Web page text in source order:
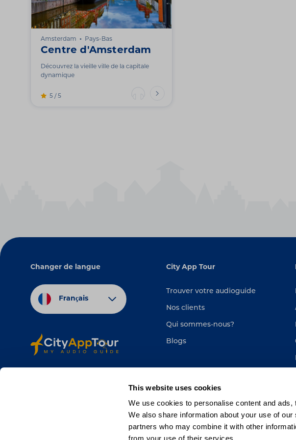
This website uses cookies
We use cookies to personalise content and
We also share information about your use of
partners who may combine it with other
Amsterdam Pays-Bas
Centre d'Amsterdam
Découvrez la vieille ville de la capitale
dynamique
5 / 5
Changer de langue
Français
City App Tour
Trouver votre audioguide
Nos clients
Qui sommes-nous?
Blogs